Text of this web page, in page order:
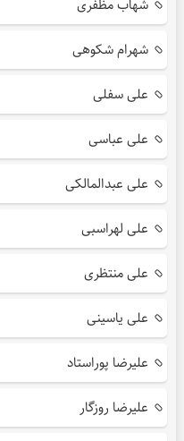
شهاب مظفری
شهرام شکوهی
علی سفلی
علی عباسی
علی عبدالمالکی
علی لهراسبی
علی منتظری
علی یاسینی
علیرضا پوراستاد
علیرضا روزگار